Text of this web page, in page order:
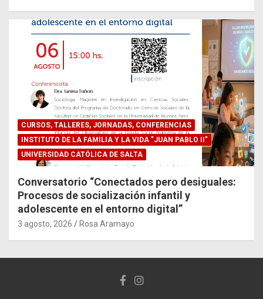
CURSOS, TALLERES, JORNADAS, CONFERENCIAS
INSTITUTO DE LA FAMILIA Y LA VIDA "JUAN PABLO II"
UNIVERSIDAD CATÓLICA DE SALTA
Conversatorio “Conectados pero desiguales:
Procesos de socialización infantil y
adolescente en el entorno digital”
3 agosto, 2026 Rosa Aramayo